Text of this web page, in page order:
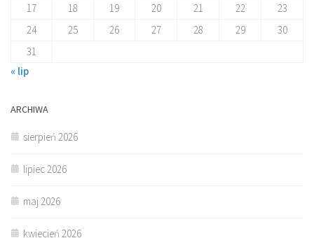
17
18 19 20 21 22
23
24
25 26 27 28 29
30
31
« lip
ARCHIWA
sierpień 2026
lipiec 2026
maj 2026
kwiecień 2026